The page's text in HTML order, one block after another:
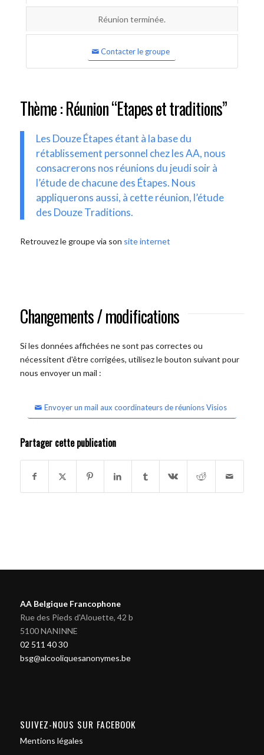
Réunion terminée.
Contacter le groupe
Thème : Réunion “Etapes et traditions”
Les Douze Étapes étant à la base du
rétablissement personnel chez les AA, nous
consacrerons nos réunions du jeudi soir à
l’étude de chacune des Étapes. Nous
appliquerons aussi, à cette réunion, l’étude
des Douze Traditions.
Retrouvez le groupe via son site internet
Changements / modifications
Si les données affichées ne sont pas correctes ou
nécessitent d'être corrigées, utilisez le bouton suivant pour
nous envoyer un mail :
Envoyer un mail aux coordinateurs de réunions Visios
Partager cette publication
AA Belgique Francophone
Rue des Pieds d'Alouette, 42 b
5100 NANINNE
02 511 40 30
bsg@alcooliquesanonymes.be
SUIVEZ-NOUS SUR FACEBOOK
Mentions légales